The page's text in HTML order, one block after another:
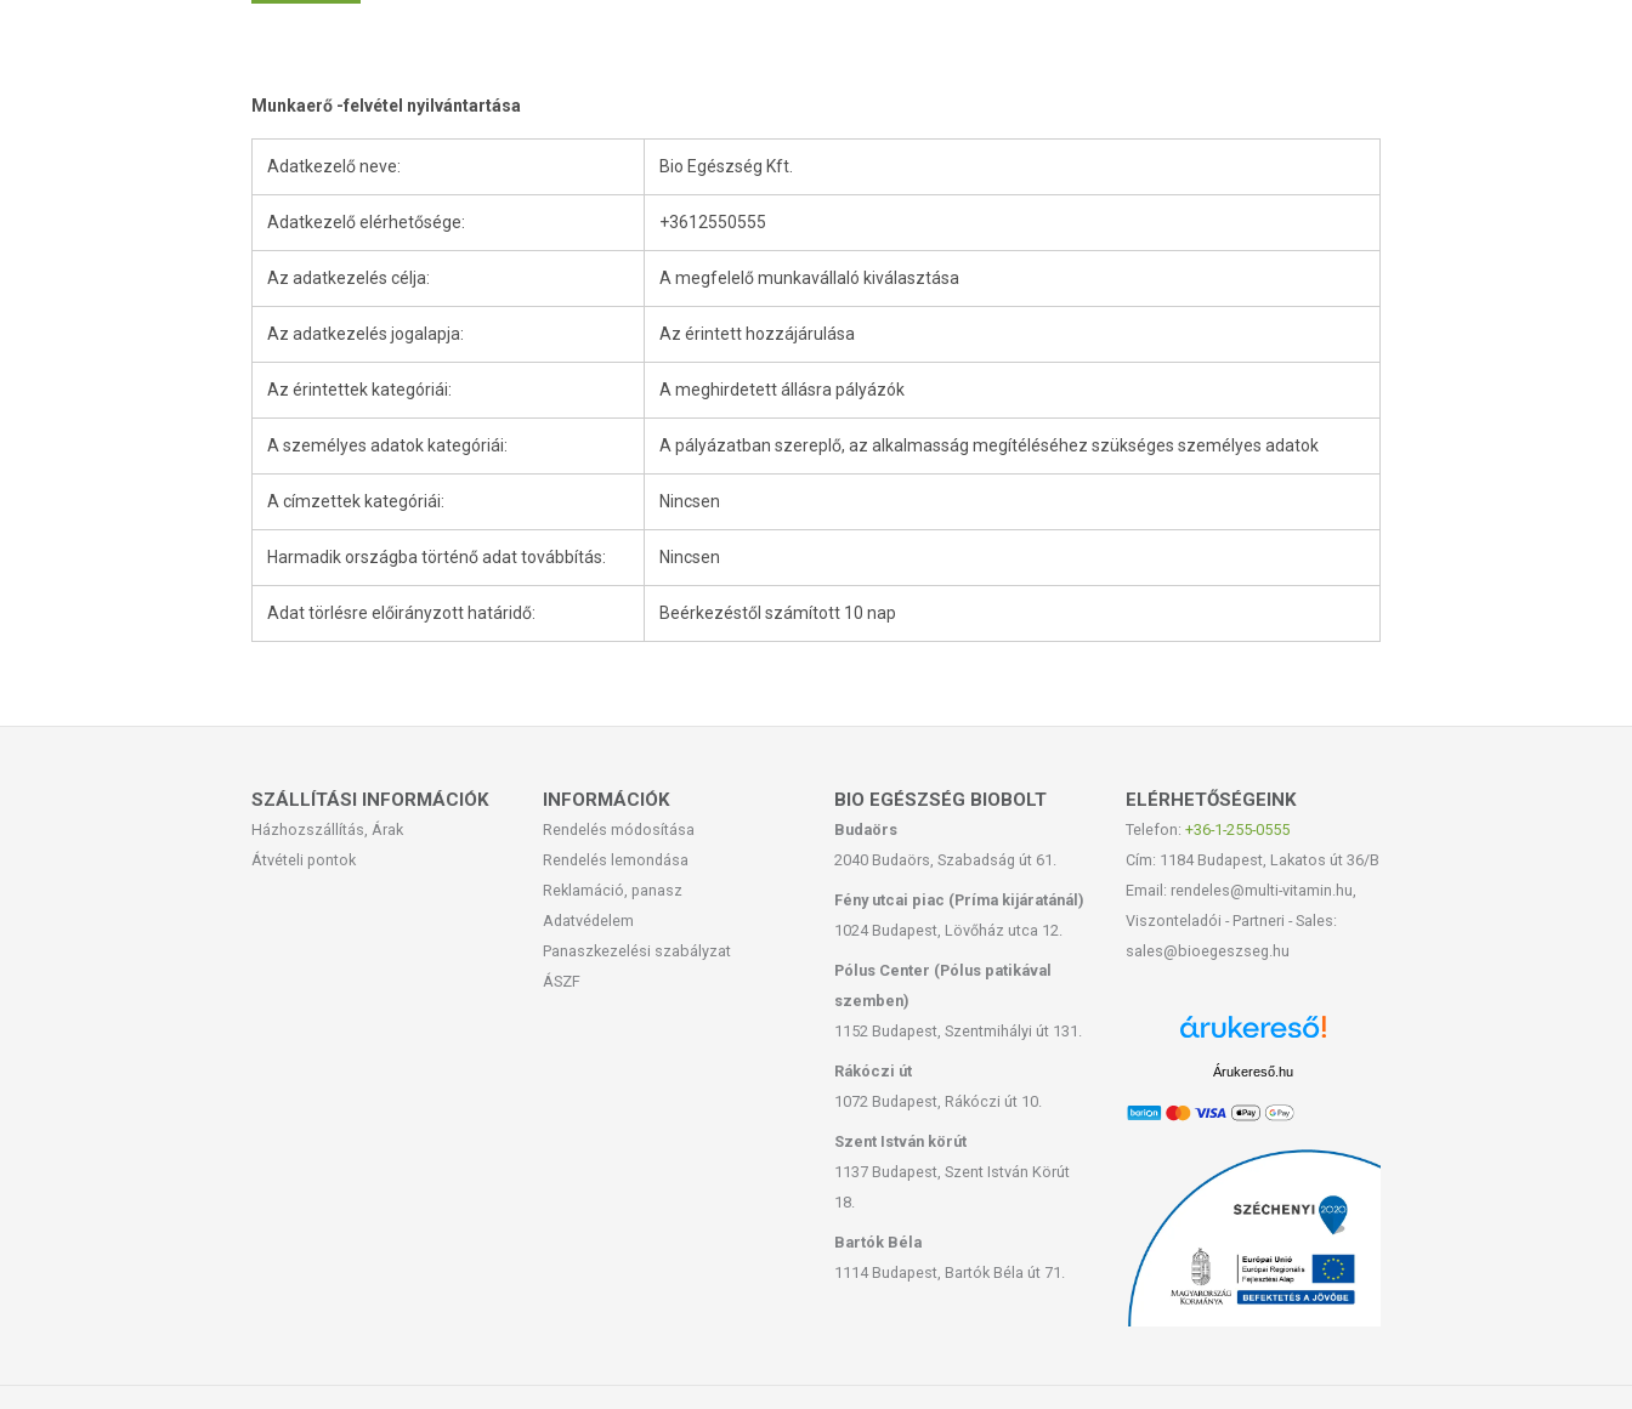
Munkaerő -felvétel nyilvántartása
Adatkezelő neve: Bio Egészség Kft.
Adatkezelő elérhetősége: +3612550555
Az adatkezelés célja: A megfelelő munkavállaló kiválasztása
Az adatkezelés jogalapja: Az érintett hozzájárulása
Az érintettek kategóriái: A meghirdetett állásra pályázók
A személyes adatok kategóriái: A pályázatban szereplő, az alkalmasság megítéléséhez szükséges személyes adatok
A címzettek kategóriái: Nincsen
Harmadik országba történő adat továbbítás: Nincsen
Adat törlésre előirányzott határidő: Beérkezéstől számított 10 nap
SZÁLLÍTÁSI INFORMÁCIÓK
Házhozszállítás, Árak
Átvételi pontok
INFORMÁCIÓK
Rendelés módosítása
Rendelés lemondása
Reklamáció, panasz
Adatvédelem
Panaszkezelési szabályzat
ÁSZF
BIO EGÉSZSÉG BIOBOLT
Budaörs
2040 Budaörs, Szabadság út 61.
Fény utcai piac (Príma kijáratánál)
1024 Budapest, Lövőház utca 12.
Pólus Center (Pólus patikával
szemben)
1152 Budapest, Szentmihályi út 131.
Rákóczi út
1072 Budapest, Rákóczi út 10.
Szent István körút
1137 Budapest, Szent István Körút
18.
Bartók Béla
1114 Budapest, Bartók Béla út 71.
ELÉRHETŐSÉGEINK
Telefon: +36-1-255-0555
Cím: 1184 Budapest, Lakatos út 36/B
Email: rendeles@multi-vitamin.hu,
Viszonteladói - Partneri - Sales:
sales@bioegeszseg.hu
Árukereső.hu